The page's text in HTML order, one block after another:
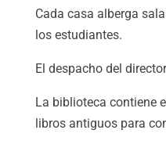
Cada casa alberga
los estudiantes.
El despacho del
La biblioteca contiene
libros antiguos para